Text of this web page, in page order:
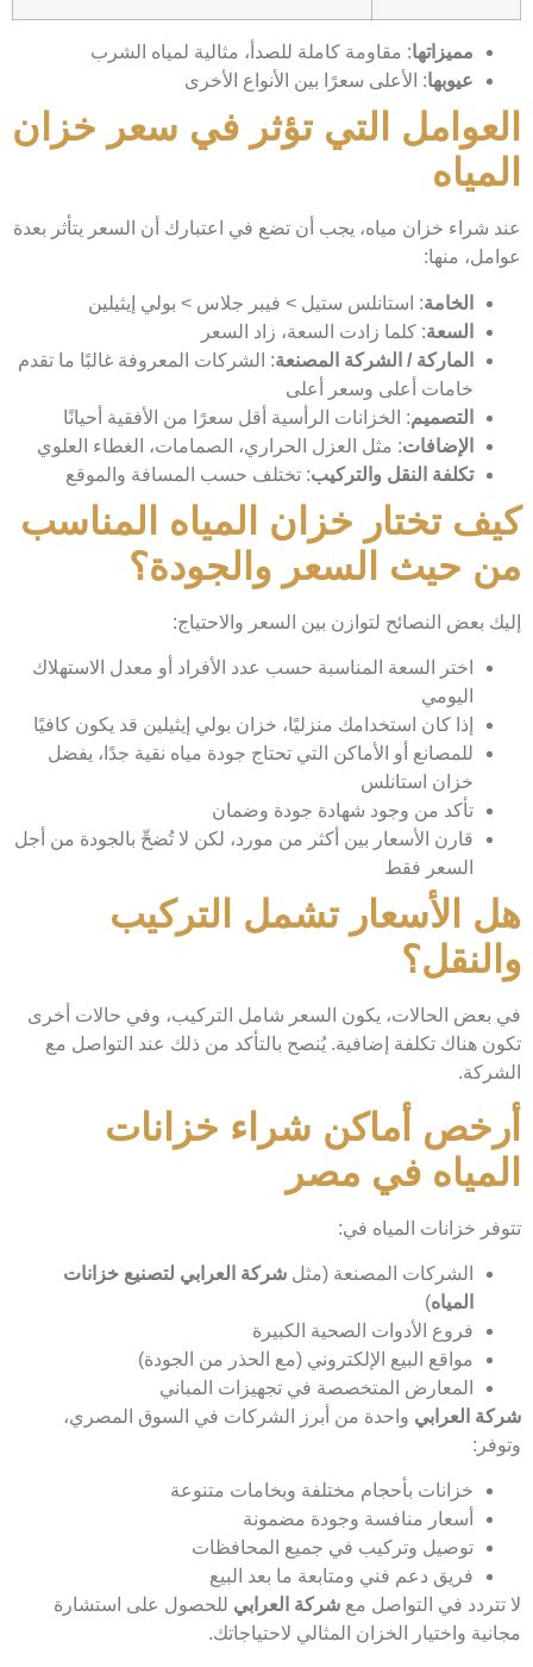
مميزاتها: مقاومة كاملة للصدأ، مثالية لمياه الشرب
عيوبها: الأعلى سعرًا بين الأنواع الأخرى
العوامل التي تؤثر في سعر خزان
المياه
عند شراء خزان مياه، يجب أن تضع في اعتبارك أن السعر يتأثر بعدة
عوامل، منها:
الخامة: استانلس ستيل > فيبر جلاس > بولي إيثيلين
السعة: كلما زادت السعة، زاد السعر
الماركة / الشركة المصنعة: الشركات المعروفة غالبًا ما تقدم
خامات أعلى وسعر أعلى
التصميم: الخزانات الرأسية أقل سعرًا من الأفقية أحيانًا
الإضافات: مثل العزل الحراري، الصمامات، الغطاء العلوي
تكلفة النقل والتركيب: تختلف حسب المسافة والموقع
كيف تختار خزان المياه المناسب
من حيث السعر والجودة؟
إليك بعض النصائح لتوازن بين السعر والاحتياج:
اختر السعة المناسبة حسب عدد الأفراد أو معدل الاستهلاك
اليومي
إذا كان استخدامك منزليًا، خزان بولي إيثيلين قد يكون كافيًا
للمصانع أو الأماكن التي تحتاج جودة مياه نقية جدًا، يفضل
خزان استانلس
تأكد من وجود شهادة جودة وضمان
قارن الأسعار بين أكثر من مورد، لكن لا تُضحِّ بالجودة من أجل
السعر فقط
هل الأسعار تشمل التركيب
والنقل؟
في بعض الحالات، يكون السعر شامل التركيب، وفي حالات أخرى
تكون هناك تكلفة إضافية. يُنصح بالتأكد من ذلك عند التواصل مع
الشركة.
أرخص أماكن شراء خزانات
المياه في مصر
تتوفر خزانات المياه في:
الشركات المصنعة (مثل شركة العرابي لتصنيع خزانات
المياه)
فروع الأدوات الصحية الكبيرة
مواقع البيع الإلكتروني (مع الحذر من الجودة)
المعارض المتخصصة في تجهيزات المباني
شركة العرابي واحدة من أبرز الشركات في السوق المصري،
وتوفر:
خزانات بأحجام مختلفة وبخامات متنوعة
أسعار منافسة وجودة مضمونة
توصيل وتركيب في جميع المحافظات
فريق دعم فني ومتابعة ما بعد البيع
لا تتردد في التواصل مع شركة العرابي للحصول على استشارة
مجانية واختيار الخزان المثالي لاحتياجاتك.